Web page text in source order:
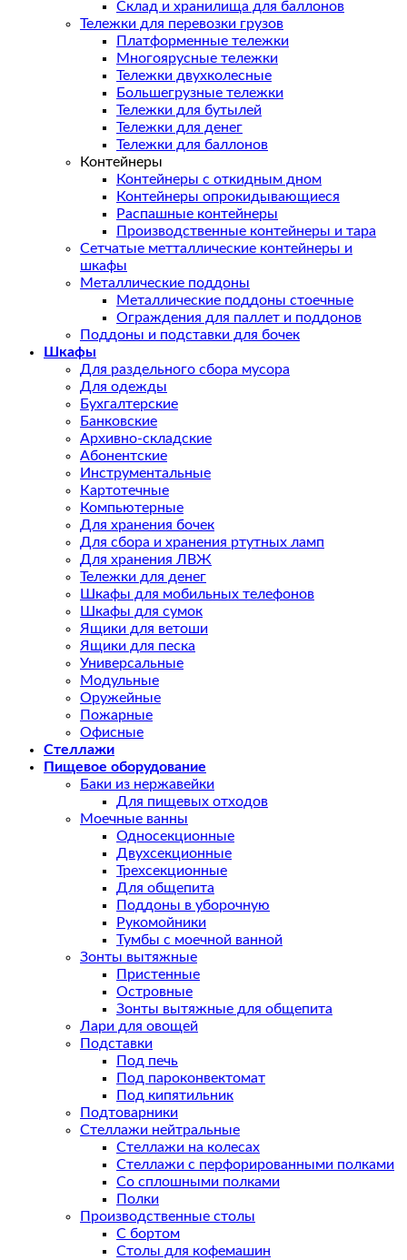
Склад и хранилища для баллонов
Тележки для перевозки грузов
Платформенные тележки
Многоярусные тележки
Тележки двухколесные
Большегрузные тележки
Тележки для бутылей
Тележки для денег
Тележки для баллонов
Контейнеры
Контейнеры с откидным дном
Контейнеры опрокидывающиеся
Распашные контейнеры
Производственные контейнеры и тара
Сетчатые метталлические контейнеры и
шкафы
Металлические поддоны
Металлические поддоны стоечные
Ограждения для паллет и поддонов
Поддоны и подставки для бочек
Шкафы
Для раздельного сбора мусора
Для одежды
Бухгалтерские
Банковские
Архивно-складские
Абонентские
Инструментальные
Картотечные
Компьютерные
Для хранения бочек
Для сбора и хранения ртутных ламп
Для хранения ЛВЖ
Тележки для денег
Шкафы для мобильных телефонов
Шкафы для сумок
Ящики для ветоши
Ящики для песка
Универсальные
Модульные
Оружейные
Пожарные
Офисные
Стеллажи
Пищевое оборудование
Баки из нержавейки
Для пищевых отходов
Моечные ванны
Односекционные
Двухсекционные
Трехсекционные
Для общепита
Поддоны в уборочную
Рукомойники
Тумбы с моечной ванной
Зонты вытяжные
Пристенные
Островные
Зонты вытяжные для общепита
Лари для овощей
Подставки
Под печь
Под пароконвектомат
Под кипятильник
Подтоварники
Стеллажи нейтральные
Стеллажи на колесах
Стеллажи с перфорированными полками
Со сплошными полками
Полки
Производственные столы
С бортом
Столы для кофемашин